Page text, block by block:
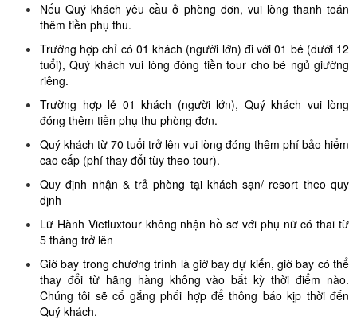
Nếu Quý khách yêu cầu ở phòng đơn, vui lòng thanh toán
thêm tiền phụ thu.
Trường hợp chỉ có 01 khách (người lớn) đi với 01 bé (dưới 12
tuổi), Quý khách vui lòng đóng tiền tour cho bé ngủ giường
riêng.
Trường hợp lẻ 01 khách (người lớn), Quý khách vui lòng
đóng thêm tiền phụ thu phòng đơn.
Quý khách từ 70 tuổi trở lên vui lòng đóng thêm phí bảo hiểm
cao cấp (phí thay đổi tùy theo tour).
Quy định nhận & trả phòng tại khách sạn/ resort theo quy
định
Lữ Hành Vietluxtour không nhận hồ sơ với phụ nữ có thai từ
5 tháng trở lên
Giờ bay trong chương trình là giờ bay dự kiến, giờ bay có thể
thay đổi từ hãng hàng không vào bất kỳ thời điểm nào.
Chúng tôi sẽ cố gắng phối hợp để thông báo kịp thời đến
Quý khách.